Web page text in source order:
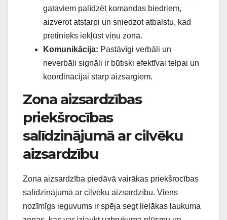
gataviem palīdzēt komandas biedriem,
aizverot atstarpi un sniedzot atbalstu, kad
pretinieks iekļūst viņu zonā.
Komunikācija: Pastāvīgi verbāli un
neverbāli signāli ir būtiski efektīvai telpai un
koordinācijai starp aizsargiem.
Zona aizsardzības
priekšrocības
salīdzinājumā ar cilvēku
aizsardzību
Zona aizsardzība piedāvā vairākas priekšrocības
salīdzinājumā ar cilvēku aizsardzību. Viens
nozīmīgs ieguvums ir spēja segt lielākas laukuma